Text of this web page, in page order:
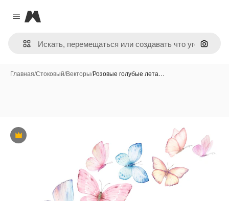
Close menu
Magnific
Поиск
Главная/Стоковый/Векторы/Розовые голубые лета…
Премиум